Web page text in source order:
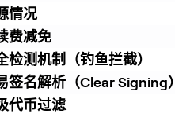
情况
费减免
检测机制（钓鱼拦截）
签名解析（Clear Signing）
代币过滤